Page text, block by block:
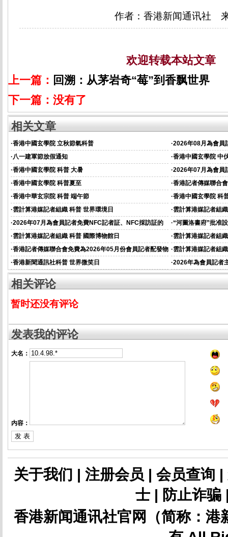
作者：香港新闻通讯社
欢迎转载本站文章
上一篇： 回溯：从茅岩奇“莓”到香飘世界
下一篇：没有了
相关文章
·香港中國玄學院 立秋節氣科普 ·2026年08月為會員
·八一建軍節放假通知 ·香港中國玄學院 中
·香港中國玄學院 科普 大暑 ·2026年07月為會員
·香港中國玄學院 科普夏至 ·香港記者傳媒聯合
資的通知
·香港中華玄宗院 科普 端午節 ·香港中國玄學院 科
·雲計算港媒記者組織 科普 世界環境日 ·雲計算港媒記者組
·2026年07月為會員記者免費NFC記者証、NFC採訪証的
通知
·“河圖洛書府”批准
·雲計算港媒記者組織 科普 國際博物館日 ·雲計算港媒記者組
·香港記者傳媒聯合會免費為2026年05月份會員記者配發物
資的通知
·雲計算港媒記者組
·香港新聞通訊社科普 世界微笑日 ·2026年為會員記者
相关评论
暂时还没有评论
发表我的评论
大名：
内容：
关于我们 | 注册会员 | 会员查询 |
士| 防止诈骗
香港新闻通讯社官网（简称：港